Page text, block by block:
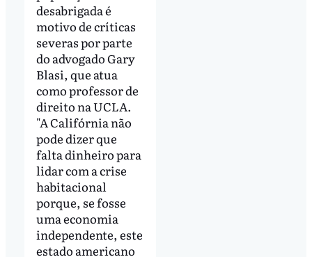
desabrigada é
motivo de críticas
severas por parte
do advogado Gary
Blasi, que atua
como professor de
direito na UCLA.
"A Califórnia não
pode dizer que
falta dinheiro para
lidar com a crise
habitacional
porque, se fosse
uma economia
independente, este
estado americano